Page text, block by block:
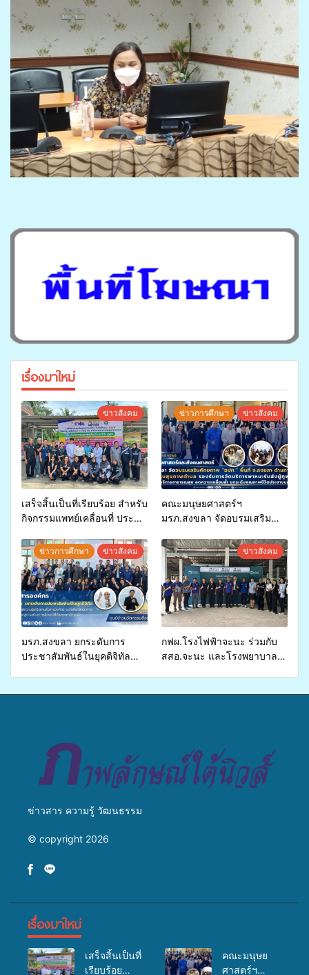
เรื่องมาใหม่
ข่าวสังคม
เสร็จสิ้นเป็นที่เรียบร้อย สำหรับ
กิจกรรมแพทย์เคลื่อนที่ ประจำ
สุขภาพแก่ประชาชนในพื้นที่
อำเภอจะนะ
ข่าวการศึกษา ข่าวสังคม
คณะมนุษยศาสตร์ฯ
มรภ.สงขลา จัดอบรมเสริม
จ่ายงบกองทุนสุขภาพตำบล
รองรับการจัดบริการพาหนะรับ
ส่งผู้ทุพพลภาพเพื่อเข้ารับ
บริการสาธารณสุข ลดความ
เหลื่อมล้ำ ยกระดับคุณภาพ
ชีวิตประชาชนอย่างยั่งยืน
ข่าวการศึกษา ข่าวสังคม
มรภ.สงขลา ยกระดับการ
ประชาสัมพันธ์ในยุคดิจิทัล
ข่าวสังคม
กฟผ.โรงไฟฟ้าจะนะ ร่วมกับ
สสอ.จะนะ และโรงพยาบาล
ข่าวสาร ความรู้ วัฒนธรรม
© copyright 2026
เรื่องมาใหม่
เสร็จสิ้นเป็นที่
เรียบร้อย
คณะมนุษย
ศาสตร์ฯ